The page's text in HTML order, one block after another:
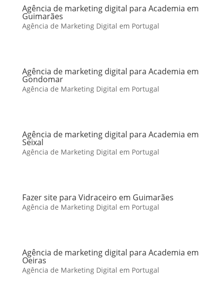
Agência de marketing digital para Academia em
Guimarães
Agência de Marketing Digital em Portugal
Agência de marketing digital para Academia em
Gondomar
Agência de Marketing Digital em Portugal
Agência de marketing digital para Academia em
Seixal
Agência de Marketing Digital em Portugal
Fazer site para Vidraceiro em Guimarães
Agência de Marketing Digital em Portugal
Agência de marketing digital para Academia em
Oeiras
Agência de Marketing Digital em Portugal